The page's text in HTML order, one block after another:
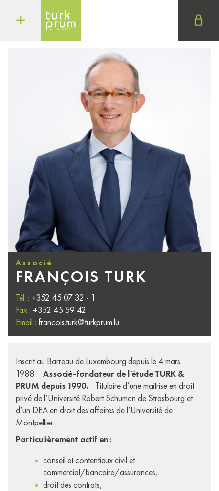
Associé
FRANÇOIS TURK
Tél. : +352 45 07 32 - 1
Fax : +352 45 59 42
Email : francois.turk@turkprum.lu
Inscrit au Barreau de Luxembourg depuis le 4 mars
1988. Associé-fondateur de l’étude TURK &
PRUM depuis 1990.
Titulaire d’une maîtrise en droit
privé de l’Université Robert Schuman de Strasbourg et
d’un DEA en droit des affaires de l’Université de
Montpellier
Particulièrement actif en :
conseil et contentieux civil et
commercial/bancaire/assurances,
droit des contrats,